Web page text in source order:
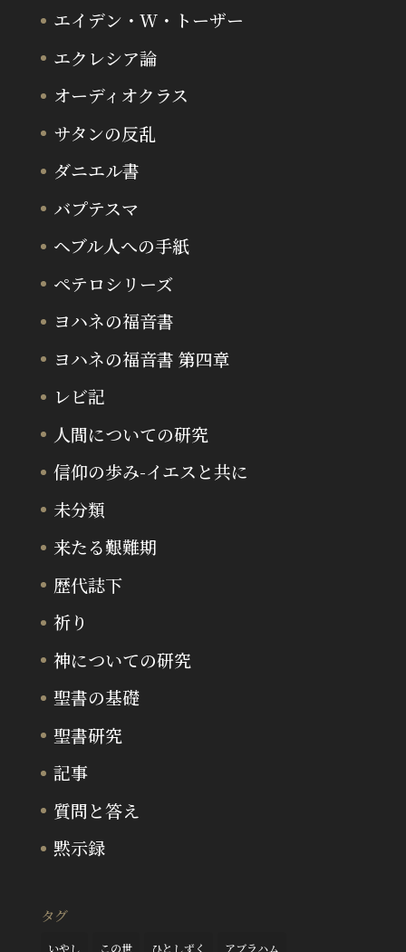
エイデン・W・トーザー
エクレシア論
オーディオクラス
サタンの反乱
ダニエル書
バプテスマ
ヘブル人への手紙
ペテロシリーズ
ヨハネの福音書
ヨハネの福音書 第四章
レビ記
人間についての研究
信仰の歩み-イエスと共に
未分類
来たる艱難期
歴代誌下
祈り
神についての研究
聖書の基礎
聖書研究
記事
質問と答え
黙示録
タグ
いやし この世 ひとしずく アブラハム